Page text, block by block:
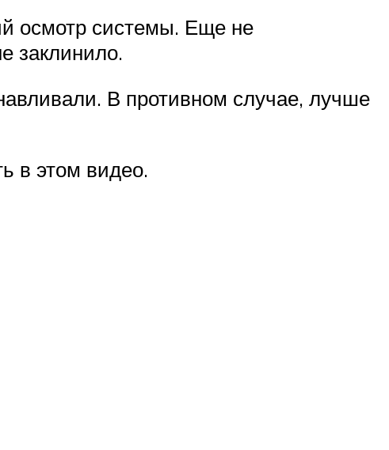
осмотр системы. Еще не
заклинило.
В противном случае, лучше
в этом видео.